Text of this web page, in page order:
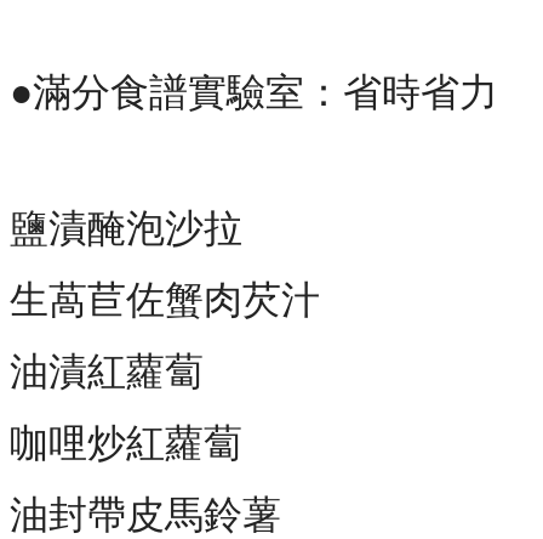
●滿分食譜實驗室：省時省力
鹽漬醃泡沙拉
生萵苣佐蟹肉芡汁
油漬紅蘿蔔
咖哩炒紅蘿蔔
油封帶皮馬鈴薯